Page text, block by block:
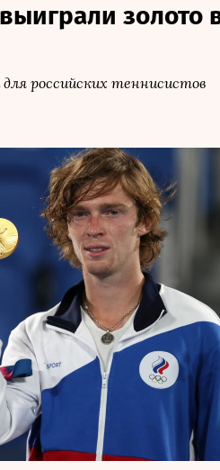
золото
российских теннисистов